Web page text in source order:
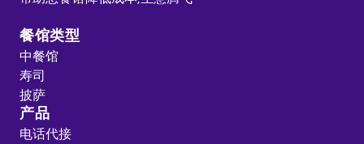
餐馆类型
中餐馆
寿司
披萨
产品
电话代接